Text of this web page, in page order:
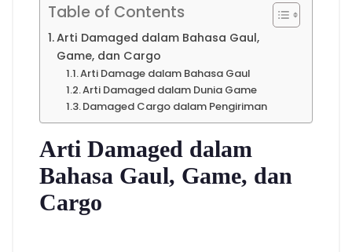
Table of Contents
Arti Damaged dalam Bahasa Gaul,
Game, dan Cargo
Arti Damage dalam Bahasa Gaul
Arti Damaged dalam Dunia Game
Damaged Cargo dalam Pengiriman
Arti Damaged dalam
Bahasa Gaul, Game, dan
Cargo